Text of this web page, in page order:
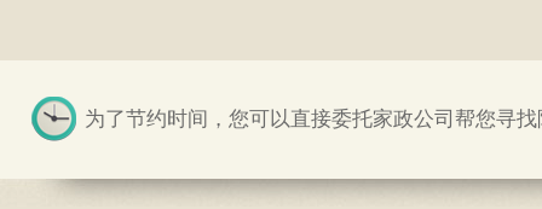
为了节约时间，您可以直接委托家政公司帮您寻